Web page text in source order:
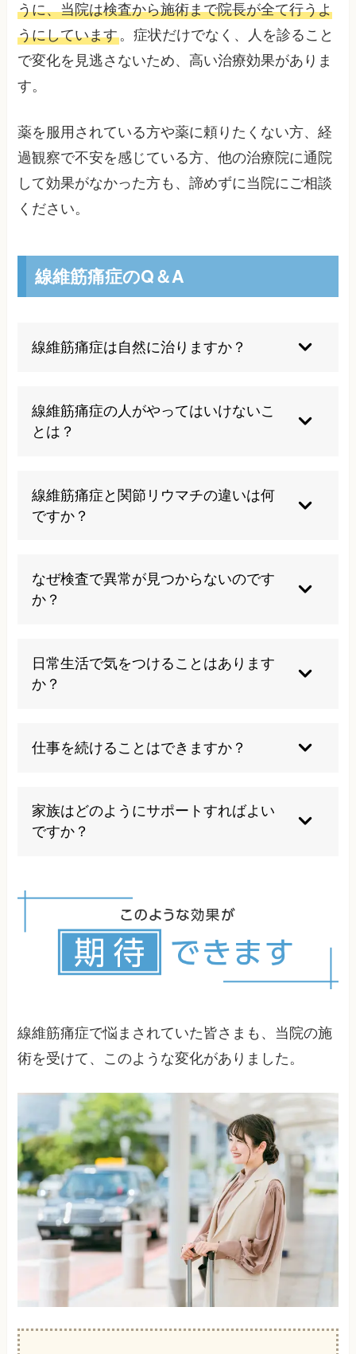
うに、当院は検査から施術まで院長が全て行うよ
うにしています。症状だけでなく、人を診ること
で変化を見逃さないため、高い治療効果がありま
す。
薬を服用されている方や薬に頼りたくない方、経
過観察で不安を感じている方、他の治療院に通院
して効果がなかった方も、諦めずに当院にご相談
ください。
線維筋痛症のQ＆A
線維筋痛症は自然に治りますか？
が、適切な治療により症状の改善は十分可能で
す。早期治療開始により回復の可能性が高まりま
線維筋痛症の人がやってはいけないこ
とは？
活動は症状を悪化させます。規則正しい生活リズ
ムを保ち、適度な運動を心がけることが重要で
す。
線維筋痛症と関節リウマチの違いは何
ですか？
で異常が見つかりますが、線維筋痛症は検査で異
常が見つからない中枢性の痛みが特徴です。
なぜ検査で異常が見つからないのです
か？
髄での痛み処理機能の異常によるため、一般的な
検査では異常として現れません。
日常生活で気をつけることはあります
か？
要です。無理をせず自分のペースを保ち、症状の
変化を記録することで自己管理能力を高めましょ
仕事を続けることはできますか？
場環境の調整により仕事を継続することは可能で
す。必要に応じて勤務形態の変更も検討しましょ
家族はどのようにサポートすればよい
ですか？
とが大切です。過度な心配や過保護は避け、患者
の自立を支援する姿勢が重要です。
線維筋痛症で悩まされていた皆さまも、当院の施
術を受けて、このような変化がありました。